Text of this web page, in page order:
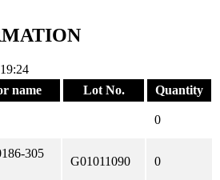
name Lot No. Quantity
0
305
G01011090 0